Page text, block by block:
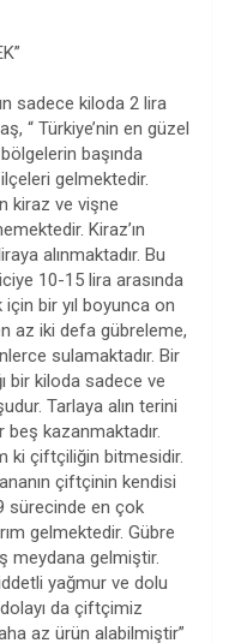
sadece kiloda 2 lira
“ Türkiye’nin en güzel
başında
gelmektedir.
kiraz ve vişne
Kiraz’ın
alınmaktadır. Bu
10-15 lira arasında
için bir yıl boyunca on
az iki defa gübreleme,
sulamaktadır. Bir
bir kiloda sadece ve
Tarlaya alın terini
beş kazanmaktadır.
ki çiftçiliğin bitmesidir.
çiftçinin kendisi
sürecinde en çok
gelmektedir. Gübre
meydana gelmiştir.
yağmur ve dolu
da çiftçimiz
az ürün alabilmiştir”